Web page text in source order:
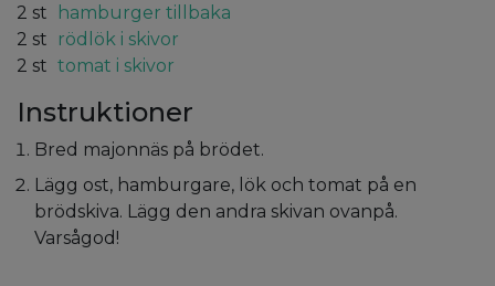
2 st
hamburger tillbaka
2 st
rödlök i skivor
2 st tomat i skivor
Instruktioner
Bred majonnäs på brödet.
Lägg ost, hamburgare, lök och tomat på en
brödskiva. Lägg den andra skivan ovanpå.
Varsågod!